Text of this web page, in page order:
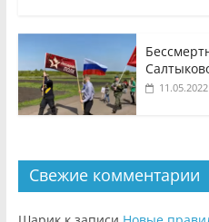
11.05.2022
Свежие комментарии